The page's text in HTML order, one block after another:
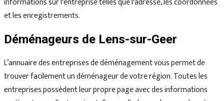
et les enregistrements.
Déménageurs de Lens-sur-Geer
L’annuaire des entreprises de déménagement vous permet de
trouver facilement un déménageur de votre région. Toutes les
entreprises possèdent leur propre page avec des informations